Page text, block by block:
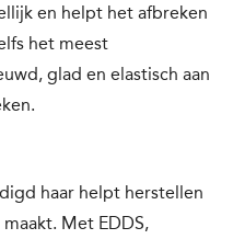
en helpt het afbreken
het meest
glad en elastisch aan
haar helpt herstellen
Met EDDS,